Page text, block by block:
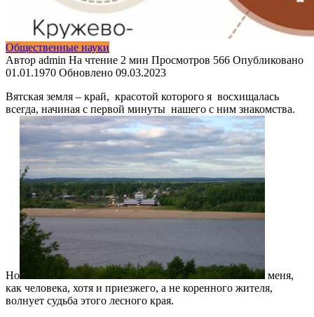
Общественные науки
Автор admin На чтение 2 мин Просмотров 566 Опубликовано
01.01.1970 Обновлено 09.03.2023
Вятская земля – край, красотой которого я восхищалась
всегда, начиная с первой минуты нашего с ним знакомства.
Но
меня,
как человека, хотя и приезжего, а не коренного жителя,
волнует судьба этого лесного края.